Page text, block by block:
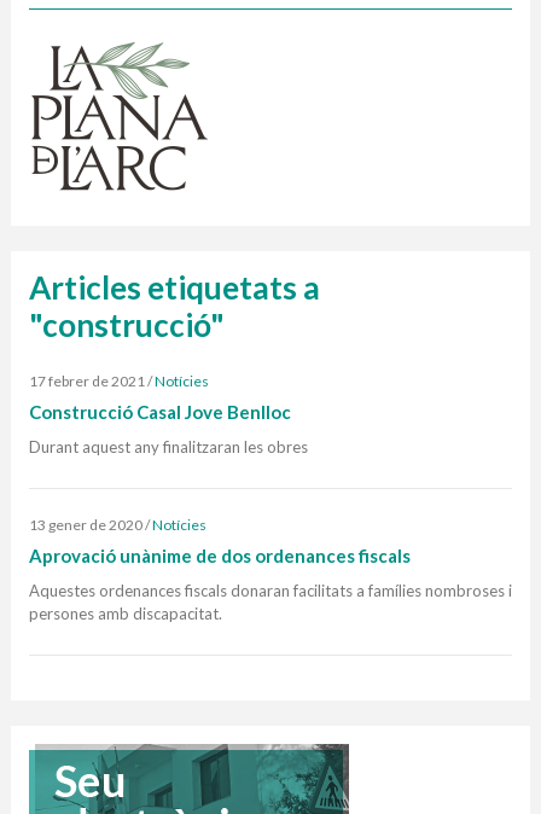
1 contenidors intel·ligents
Finançat per la Unió Europea – NextGenerationEU
Articles etiquetats a
"construcció"
17 febrer de 2021/Notícies
Construcció Casal Jove Benlloc
Durant aquest any finalitzaran les obres
13 gener de 2020/Notícies
Aprovació unànime de dos ordenances fiscals
Aquestes ordenances fiscals donaran facilitats a famílies nombroses i
persones amb discapacitat.